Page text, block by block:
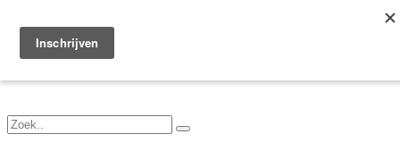
Toggle navigation